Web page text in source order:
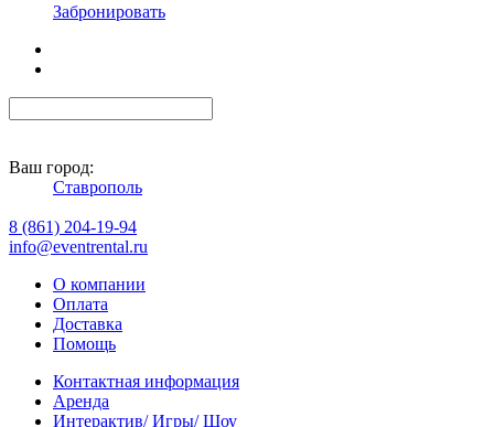
Забронировать
Ваш город:
Ставрополь
8 (861) 204-19-94
info@eventrental.ru
О компании
Оплата
Доставка
Помощь
Контактная информация
Аренда
Интерактив/ Игры/ Шоу